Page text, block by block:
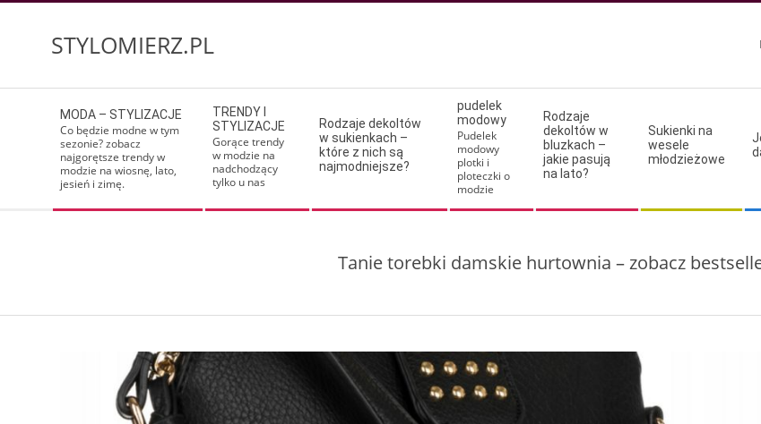
STYLOMIERZ.PL
Navigation
Menu
MODA – STYLIZACJE
Co będzie modne w tym
sezonie? zobacz
najgorętsze trendy w
modzie na wiosnę, lato,
jesień i zimę.
TRENDY I
STYLIZACJE
Gorące trendy
w modzie na
nadchodzący
tylko u nas
Rodzaje dekoltów
w sukienkach –
które z nich są
najmodniejsze?
pudelek
modowy
Pudelek
modowy
plotki i
ploteczki o
modzie
Rodzaje
dekoltów w
bluzkach –
jakie pasują
na lato?
Sukienki na
wesele
młodzieżowe
Tanie torebki damskie hurtownia – zobacz